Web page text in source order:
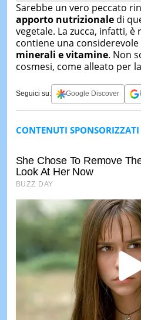
Sarebbe un vero peccato
apporto nutrizionaledi
vegetale. La zucca, infatti, è
contiene una
minerali e vitamine. Non
cosmesi, come alleato per la
Seguici su: Google Discover